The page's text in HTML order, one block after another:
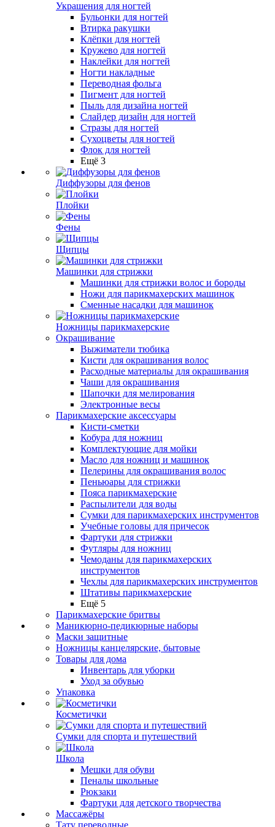
Украшения для ногтей
Бульонки для ногтей
Втирка ракушки
Клёпки для ногтей
Кружево для ногтей
Наклейки для ногтей
Ногти накладные
Переводная фольга
Пигмент для ногтей
Пыль для дизайна ногтей
Слайдер дизайн для ногтей
Стразы для ногтей
Сухоцветы для ногтей
Флок для ногтей
Ещё 3
Диффузоры для фенов
Плойки
Фены
Щипцы
Машинки для стрижки
Машинки для стрижки волос и бороды
Ножи для парикмахерских машинок
Сменные насадки для машинок
Ножницы парикмахерские
Окрашивание
Выжиматели тюбика
Кисти для окрашивания волос
Расходные материалы для окрашивания
Чаши для окрашивания
Шапочки для мелирования
Электронные весы
Парикмахерские аксессуары
Кисти-сметки
Кобура для ножниц
Комплектующие для мойки
Масло для ножниц и машинок
Пелерины для окрашивания волос
Пеньюары для стрижки
Пояса парикмахерские
Распылители для воды
Сумки для парикмахерских инструментов
Учебные головы для причесок
Фартуки для стрижки
Футляры для ножниц
Чемоданы для парикмахерских
инструментов
Чехлы для парикмахерских инструментов
Штативы парикмахерские
Ещё 5
Парикмахерские бритвы
Маникюрно-педикюрные наборы
Маски защитные
Ножницы канцелярские, бытовые
Товары для дома
Инвентарь для уборки
Уход за обувью
Упаковка
Косметички
Сумки для спорта и путешествий
Школа
Мешки для обуви
Пеналы школьные
Рюкзаки
Фартуки для детского творчества
Массажёры
Тату переводные